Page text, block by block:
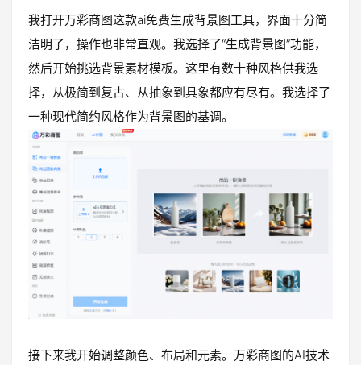
我打开万彩商图这款ai免费生成背景图工具，界面十分简
洁明了，操作也非常直观。我选择了“生成背景图”功能，
然后开始挑选背景素材模板。这里有数十种风格供我选
择，从极简到复古、从抽象到具象都应有尽有。我选择了
一种现代简约风格作为背景图的基调。
接下来我开始调整颜色、布局和元素。万彩商图的AI技术